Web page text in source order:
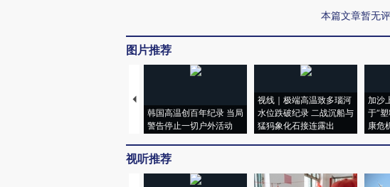
本篇文章暂无
图片推荐
韩国高温创百年纪录 当局
警告停止一切户外活动
视线｜极端高温致多瑙河
水位跌破纪录 二战沉船与
猛犸象化石接连露出
加沙
于“
康危
视听推荐